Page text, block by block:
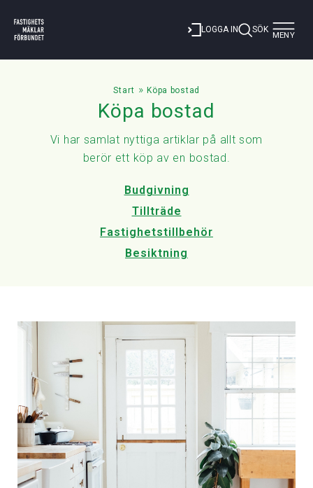
LOGGA IN SÖK Toggle
MENY
Start » Köpa bostad
Köpa bostad
Vi har samlat nyttiga artiklar på allt som
berör ett köp av en bostad.
Budgivning
Tillträde
Fastighetstillbehör
Besiktning